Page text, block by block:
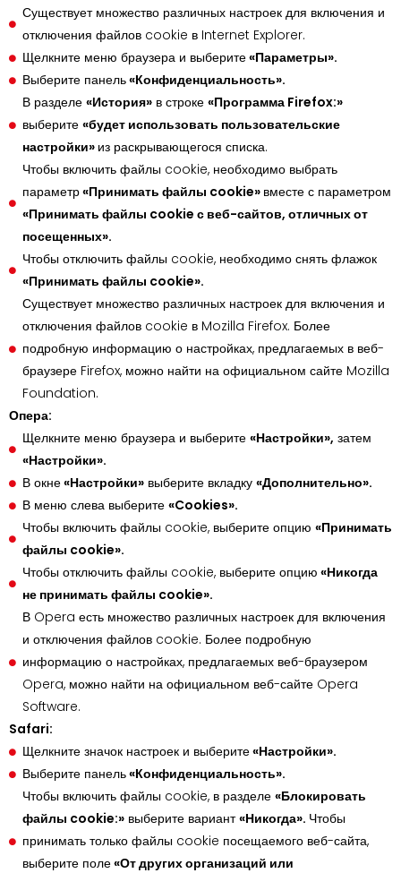
Существует множество различных настроек для включения и
отключения файлов cookie в Internet Explorer.
Щелкните меню браузера и выберите«Параметры».
Выберите панель«Конфиденциальность».
В разделе «История» в строке «Программа Firefox:»
выберите «будет использовать пользовательские
настройки» из раскрывающегося списка.
Чтобы включить файлы cookie, необходимо выбрать
параметр«Принимать файлы cookie» вместе с параметром
«Принимать файлы cookie с веб-сайтов, отличных от
посещенных».
Чтобы отключить файлы cookie, необходимо снять флажок
«Принимать файлы cookie».
Существует множество различных настроек для включения и
отключения файлов cookie в Mozilla Firefox. Более
подробную информацию о настройках, предлагаемых в веб-
браузере Firefox, можно найти на официальном сайте Mozilla
Foundation.
Опера:
Щелкните меню браузера и выберите «Настройки», затем
«Настройки».
В окне«Настройки» выберите вкладку «Дополнительно».
В меню слева выберите «Cookies».
Чтобы включить файлы cookie, выберите опцию «Принимать
файлы cookie».
Чтобы отключить файлы cookie, выберите опцию «Никогда
не принимать файлы cookie».
В Opera есть множество различных настроек для включения
и отключения файлов cookie. Более подробную
информацию о настройках, предлагаемых веб-браузером
Opera, можно найти на официальном веб-сайте Opera
Software.
Safari:
Щелкните значок настроек и выберите«Настройки».
Выберите панель«Конфиденциальность».
Чтобы включить файлы cookie, в разделе «Блокировать
файлы cookie:» выберите вариант«Никогда». Чтобы
принимать только файлы cookie посещаемого веб-сайта,
выберите поле«От других организаций или